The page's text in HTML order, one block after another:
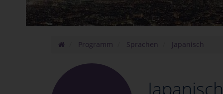
Programm Sprachen Japanisch
Japanisch